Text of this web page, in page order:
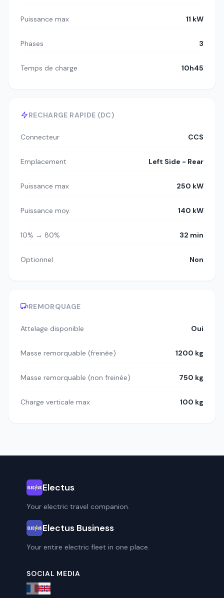
Puissance max 11 kW
Phases 3
Temps de charge 10h45
RECHARGE RAPIDE (DC)
Connecteur CCS
Emplacement Left Side - Rear
Puissance max 250 kW
Puissance moy. 140 kW
10% → 80% 32 min
Optionnel Non
REMORQUAGE
Attelage disponible Oui
Masse remorquable (freinée) 1200 kg
Masse remorquable (non freinée) 750 kg
Charge verticale max 100 kg
Electus
Your electric travel companion.
Electus Business
Your entire electric fleet in one place.
SOCIAL MEDIA